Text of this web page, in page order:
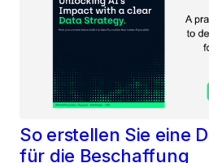
So erstellen Sie eine
für die Beschaffung